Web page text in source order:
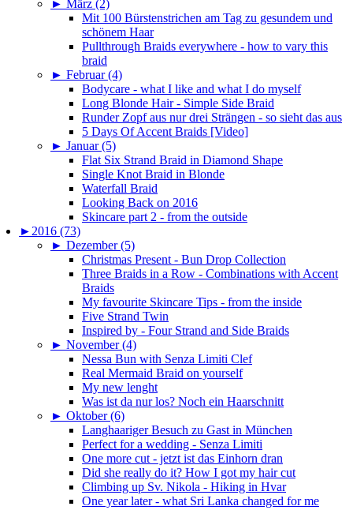
► März (2)
Mit 100 Bürstenstrichen am Tag zu gesundem und
schönem Haar
Pullthrough Braids everywhere - how to vary this
braid
► Februar (4)
Bodycare - what I like and what I do myself
Long Blonde Hair - Simple Side Braid
Runder Zopf aus nur drei Strängen - so sieht das aus
5 Days Of Accent Braids [Video]
► Januar (5)
Flat Six Strand Braid in Diamond Shape
Single Knot Braid in Blonde
Waterfall Braid
Looking Back on 2016
Skincare part 2 - from the outside
► 2016 (73)
► Dezember (5)
Christmas Present - Bun Drop Collection
Three Braids in a Row - Combinations with Accent
Braids
My favourite Skincare Tips - from the inside
Five Strand Twin
Inspired by - Four Strand and Side Braids
► November (4)
Nessa Bun with Senza Limiti Clef
Real Mermaid Braid on yourself
My new lenght
Was ist da nur los? Noch ein Haarschnitt
► Oktober (6)
Langhaariger Besuch zu Gast in München
Perfect for a wedding - Senza Limiti
One more cut - jetzt ist das Einhorn dran
Did she really do it? How I got my hair cut
Climbing up Sv. Nikola - Hiking in Hvar
One year later - what Sri Lanka changed for me